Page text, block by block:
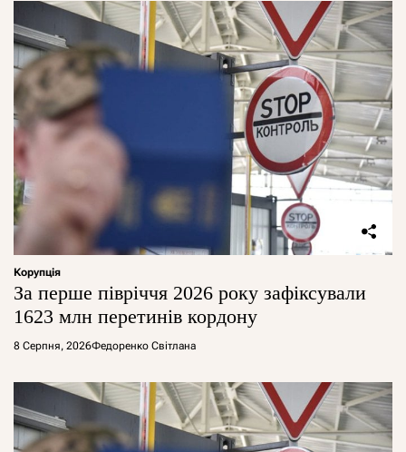
Корупція
За перше півріччя 2026 року зафіксували
1623 млн перетинів кордону
8 Серпня, 2026Федоренко Світлана